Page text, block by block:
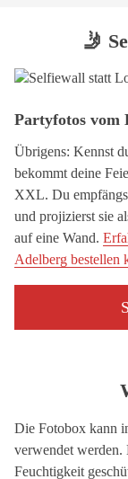
🤳
Partyfotos vom
Übrigens: Kennst
bekommt deine
XXL. Du
und projizierst sie
auf eine Wand.
Adelberg bestellen
Die Fotobox kann
verwendet werden.
Feuchtigkeit